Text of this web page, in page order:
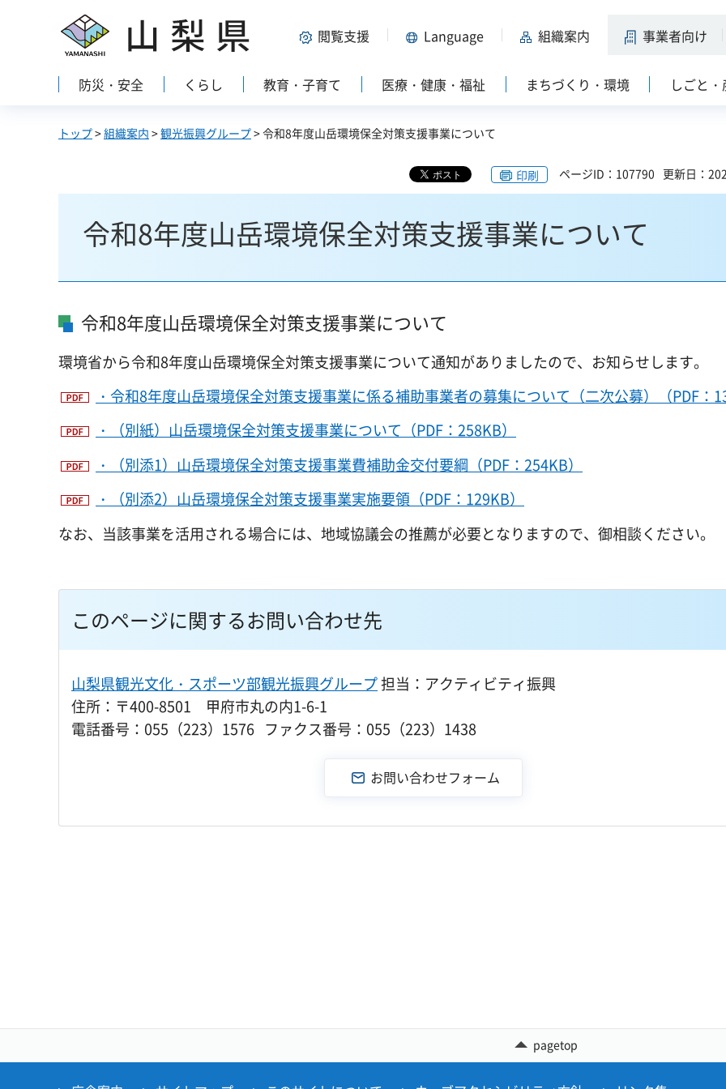
山梨県 閲覧支援 Language 組織案内 事業者向け
防災・安全 くらし 教育・子育て 医療・健康・福祉 まちづくり・環境 しごと
トップ>組織案内 >観光振興グループ> 令和8年度山岳環境保全対策支援事業について
印刷 ページID：107790 更新日：
令和8年度山岳環境保全対策支援事業について
令和8年度山岳環境保全対策支援事業について
環境省から令和8年度山岳環境保全対策支援事業について通知がありましたので、お知らせします。
・令和8年度山岳環境保全対策支援事業に係る補助事業者の募集について（二次公募）（PDF：
・（別紙）山岳環境保全対策支援事業について（PDF：258KB）
・（別添1）山岳環境保全対策支援事業費補助金交付要綱（PDF：254KB）
・（別添2）山岳環境保全対策支援事業実施要領（PDF：129KB）
なお、当該事業を活用される場合には、地域協議会の推薦が必要となりますので、御相談ください。
このページに関するお問い合わせ先
山梨県観光文化・スポーツ部観光振興グループ担当：アクティビティ振興
住所：〒400-8501 甲府市丸の内1-6-1
電話番号：055（223）1576 ファクス番号：055（223）1438
pagetop